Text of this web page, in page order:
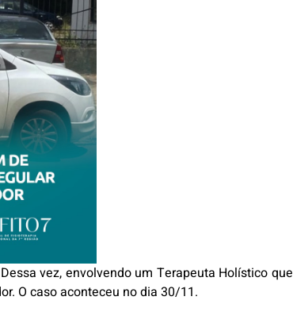
vez, envolvendo um Terapeuta Holístico que
O caso aconteceu no dia 30/11.